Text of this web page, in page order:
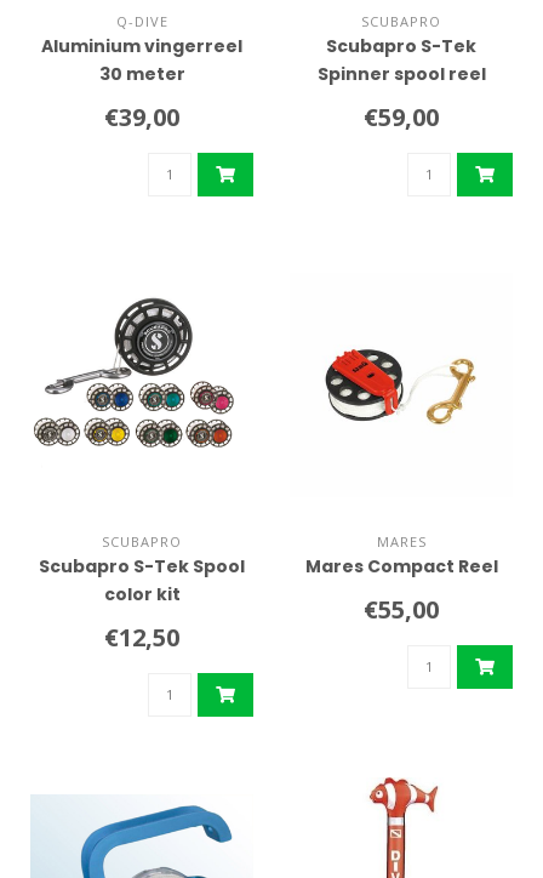
Q-DIVE
Aluminium vingerreel
30 meter
€39,00
SCUBAPRO
Scubapro S-Tek
Spinner spool reel
€59,00
SCUBAPRO
Scubapro S-Tek Spool
color kit
€12,50
MARES
Mares Compact Reel
€55,00